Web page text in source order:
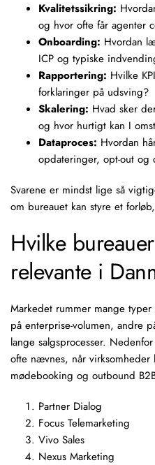
Kvalitetssikring:
og hvor ofte får agenter
Onboarding: Hvordan
ICP og typiske
Rapportering: Hvilke
forklaringer på udsving?
Skalering: Hvad sker
og hvor hurtigt kan I
Dataproces: Hvordan
opdateringer, opt-out og
Svarene er mindst lige så
om bureauet kan styre et
Hvilke
relevante i
Markedet rummer mange
på enterprise-volumen, andre
lange salgsprocesser.
ofte nævnes, når
mødebooking og outbound
Partner Dialog
Focus Telemarketing
Vivo Sales
Nexus Marketing